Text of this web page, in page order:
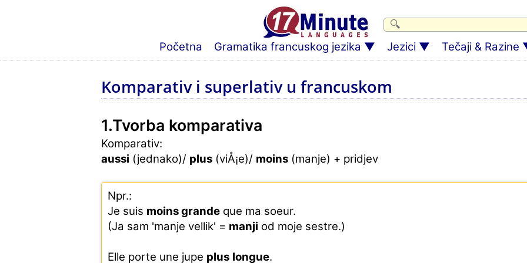
Početna Gramatika francuskog jezika Jezici Tečaji & Razine
Komparativ i superlativ u francuskom
1.Tvorba komparativa
Komparativ:
aussi (jednako)/ plus (viÅ¡e)/ moins (manje) + pridjev
Npr.:
Je suis moins grande que ma soeur.
(Ja sam 'manje vellik' = manji od moje sestre.)
Elle porte une jupe plus longue.